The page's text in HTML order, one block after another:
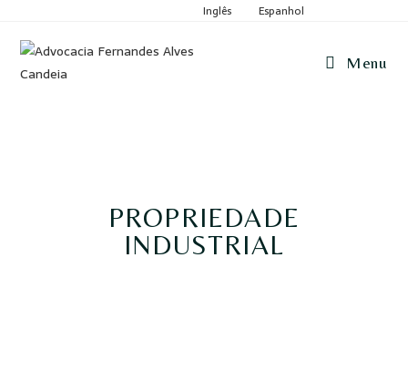
Inglês Espanhol
Menu
PROPRIEDADE
INDUSTRIAL